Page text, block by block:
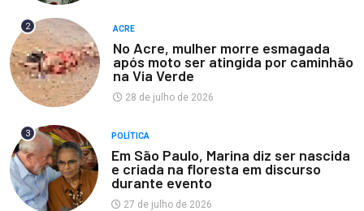
2 ACRE
No Acre, mulher morre esmagada
após moto ser atingida por caminhão
na Via Verde
28 de julho de 2026
3 POLÍTICA
Em São Paulo, Marina diz ser nascida
e criada na floresta em discurso
durante evento
27 de julho de 2026